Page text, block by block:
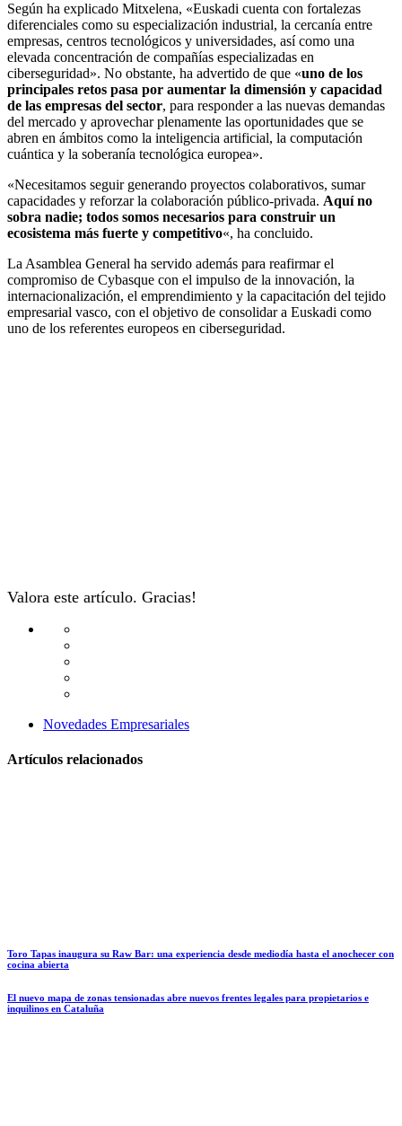
Según ha explicado Mitxelena, «Euskadi cuenta con fortalezas
diferenciales como su especialización industrial, la cercanía entre
empresas, centros tecnológicos y universidades, así como una
elevada concentración de compañías especializadas en
ciberseguridad». No obstante, ha advertido de que «uno de los
principales retos pasa por aumentar la dimensión y capacidad
de las empresas del sector, para responder a las nuevas demandas
del mercado y aprovechar plenamente las oportunidades que se
abren en ámbitos como la inteligencia artificial, la computación
cuántica y la soberanía tecnológica europea».
«Necesitamos seguir generando proyectos colaborativos, sumar
capacidades y reforzar la colaboración público-privada. Aquí no
sobra nadie; todos somos necesarios para construir un
ecosistema más fuerte y competitivo«, ha concluido.
La Asamblea General ha servido además para reafirmar el
compromiso de Cybasque con el impulso de la innovación, la
internacionalización, el emprendimiento y la capacitación del tejido
empresarial vasco, con el objetivo de consolidar a Euskadi como
uno de los referentes europeos en ciberseguridad.
Valora este artículo. Gracias!
Novedades Empresariales
Artículos relacionados
Toro Tapas inaugura su Raw Bar: una experiencia desde mediodía hasta el anochecer con
cocina abierta
El nuevo mapa de zonas tensionadas abre nuevos frentes legales para propietarios e
inquilinos en Cataluña